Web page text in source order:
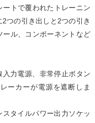
ートで覆われたトレーニン
つの引き出しと2つの引き
ール、コンポーネントなど
入力電源、非常停止ボタン
ーカーが電源を遮断しま
スタイルパワー出力ソケッ